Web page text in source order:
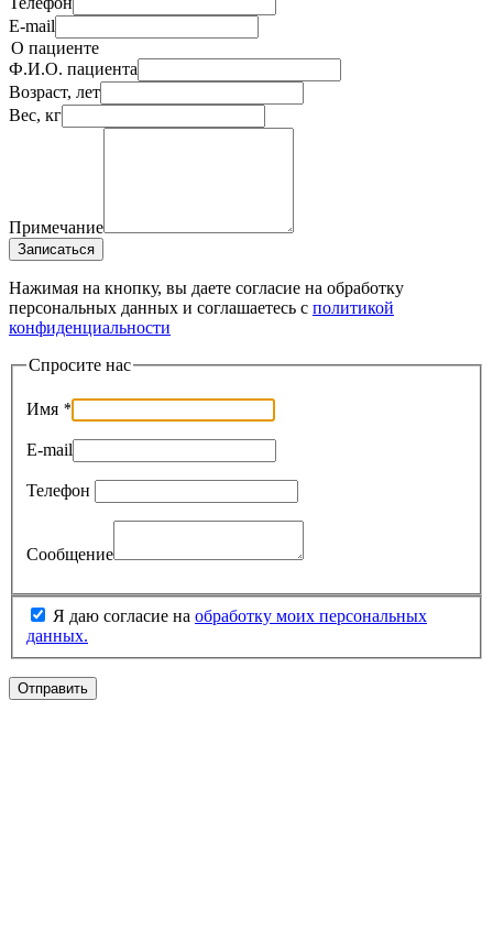
E-mail
О пациенте
Ф.И.О. пациента
Возраст, лет
Вес, кг
Примечание
Записаться
Нажимая на кнопку, вы даете согласие на обработку
персональных данных и соглашаетесь c политикой
конфиденциальности
Спросите нас
Имя *
E-mail
Телефон
Сообщение
Я даю согласие на обработку моих персональных
данных.
Отправить